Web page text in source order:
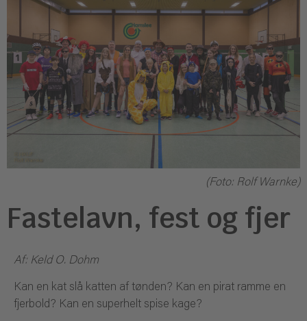
(Foto: Rolf Warnke)
Fastelavn, fest og fjer
Af: Keld O. Dohm
Kan en kat slå katten af tønden? Kan en pirat ramme en
fjerbold? Kan en superhelt spise kage?